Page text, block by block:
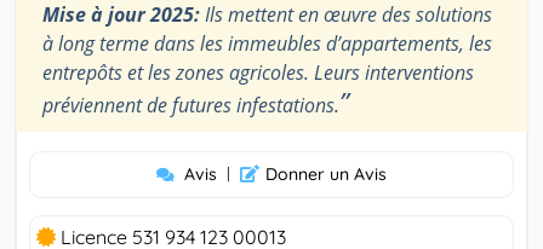
Mise à jour 2025:Ils mettent en œuvre des solutions
à long terme dans les immeubles d’appartements, les
entrepôts et les zones agricoles. Leurs interventions
préviennent de futures infestations.”
Avis | Donner un Avis
Licence 531 934 123 00013